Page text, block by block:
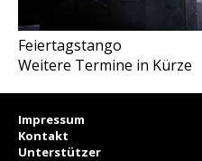
Feiertagstango
Weitere Termine in Kürze
Impressum
Kontakt
Unterstützer